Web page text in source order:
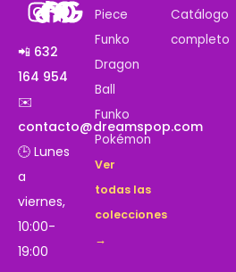
📲 632
164 954
✉️
contacto@dreamspop.com
🕒 Lunes
a
viernes,
10:00-
19:00
Piece
Funko
Dragon
Ball
Funko
Pokémon
Ver
todas las
colecciones
→
Catálogo
completo